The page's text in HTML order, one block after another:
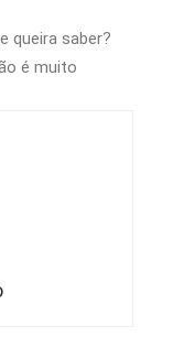
queira saber?
é muito